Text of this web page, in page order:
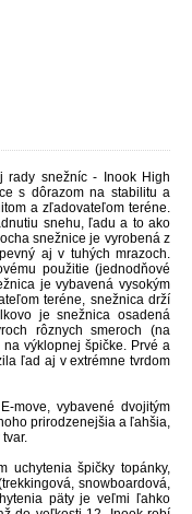
rady snežníc - Inook High
s dôrazom na stabilitu a
a zľadovateľom teréne.
snehu, ľadu a to ako
snežnice je vyrobená z
pevný aj v tuhých mrazoch.
použitie (jednodňové
je vybavená vysokým
teréne, snežnica drží
je snežnica osadená
rôznych smeroch (na
na výklopnej špičke. Prvé a
ľad aj v extrémne tvrdom
-move, vybavené dvojitým
prirodzenejšia a ľahšia,
uchytenia špičky topánky,
trekkingová, snowboardová,
päty je veľmi
ľahko